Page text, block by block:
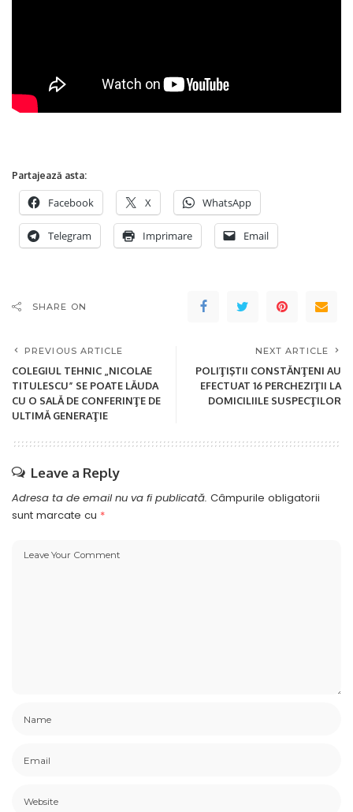
Partajează asta:
Facebook X WhatsApp
Telegram Imprimare Email
SHARE ON
PREVIOUS ARTICLE
COLEGIUL TEHNIC „NICOLAE
TITULESCU” SE POATE LĂUDA
CU O SALĂ DE CONFERINŢE DE
ULTIMĂ GENERAŢIE
NEXT ARTICLE
POLIŢIŞTII CONSTĂNŢENI AU
EFECTUAT 16 PERCHEZIŢII LA
DOMICILIILE SUSPECŢILOR
Leave a Reply
Adresa ta de email nu va fi publicată. Câmpurile obligatorii
sunt marcate cu *